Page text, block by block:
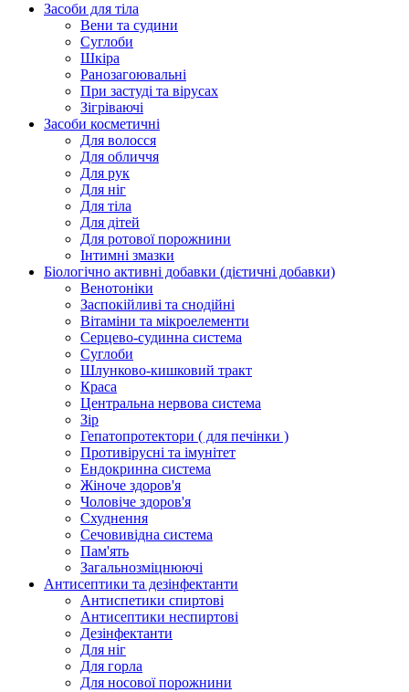
Засоби для тіла
Вени та судини
Суглоби
Шкіра
Ранозагоювальні
При застуді та вірусах
Зігріваючі
Засоби косметичні
Для волосся
Для обличчя
Для рук
Для ніг
Для тіла
Для дітей
Для ротової порожнини
Інтимні змазки
Біологічно активні добавки (дієтичні добавки)
Венотоніки
Заспокійливі та снодійні
Вітаміни та мікроелементи
Серцево-судинна система
Суглоби
Шлунково-кишковий тракт
Краса
Центральна нервова система
Зір
Гепатопротектори ( для печінки )
Противірусні та імунітет
Ендокринна система
Жіноче здоров'я
Чоловіче здоров'я
Схуднення
Сечовивідна система
Пам'ять
Загальнозміцнюючі
Антисептики та дезінфектанти
Антиспетики спиртові
Антисептики неспиртові
Дезінфектанти
Для ніг
Для горла
Для носової порожнини